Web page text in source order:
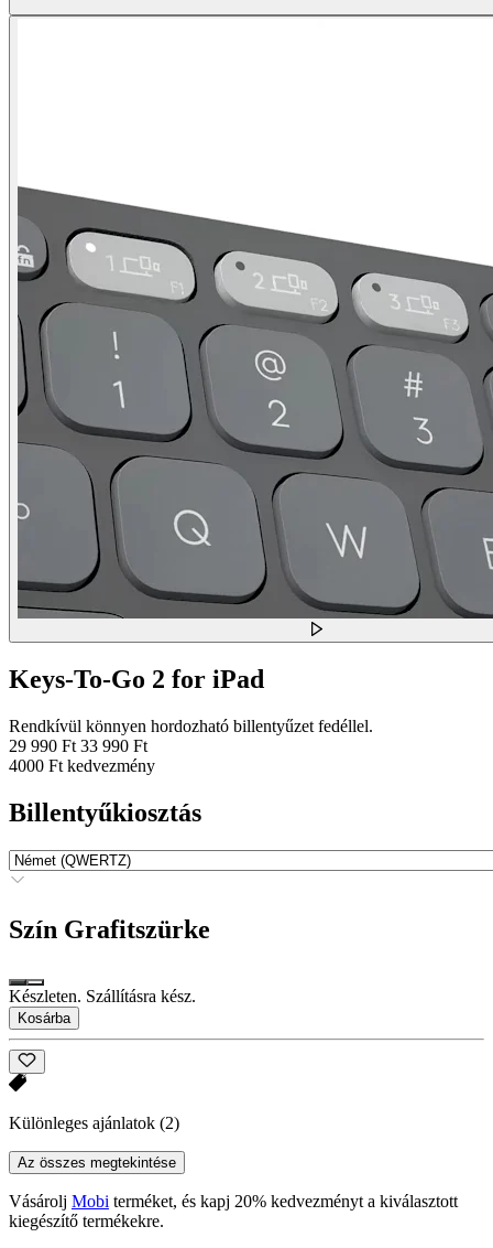
Keys-To-Go 2 for iPad
Rendkívül könnyen hordozható billentyűzet fedéllel.
29 990 Ft 33 990 Ft
4000 Ft kedvezmény
Billentyűkiosztás
Szín Grafitszürke
Készleten. Szállításra kész.
Kosárba
Különleges ajánlatok (2)
Az összes megtekintése
Vásárolj Mobi terméket, és kapj 20% kedvezményt a kiválasztott
kiegészítő termékekre.